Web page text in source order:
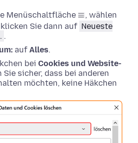
Menüschaltfläche
, wählen
Sie dann auf Neueste
.
auf Alles.
bei Cookies und Website-
sicher, dass bei anderen
möchten, keine Häkchen